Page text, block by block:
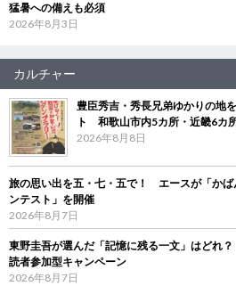
猛暑への備えも必須
2026年8月3日
カルチャー
豊臣秀吉・秀長兄弟ゆかりの地
ト 和歌山市内5カ所・近畿6カ
2026年8月8日
旅の思い出を五・七・五で！ エースが「かば
ンテスト」を開催
2026年8月7日
東野圭吾が選んだ「記憶に残る一文」はどれ
読者参加型キャンペーン
2026年8月7日